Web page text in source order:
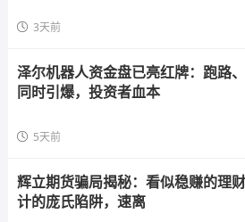
3天前
泽尔机器人资金盘已亮红牌：跑路
同时引爆，投资者血本
5天前
辉立期货骗局揭秘：看似稳赚的理
计的庞氏陷阱，速离